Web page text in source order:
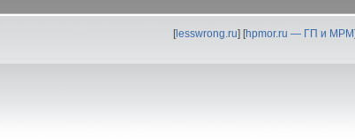
[lesswrong.ru] [hpmor.ru — ГП и МРМ